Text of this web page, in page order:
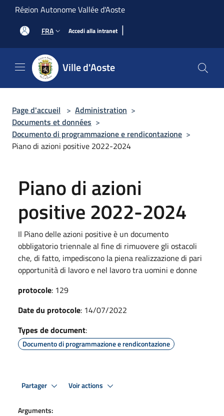
Salta al contenuto principale
Région Autonome Vallée d'Aoste
FRA Accedi alla intranet |
Ville d'Aoste
Page d'accueil > Administration >
Documents et données >
Documento di programmazione e rendicontazione >
Piano di azioni positive 2022-2024
Piano di azioni
positive 2022-2024
Il Piano delle azioni positive è un documento
obbligatorio triennale al fine di rimuovere gli ostacoli
che, di fatto, impediscono la piena realizzazione di pari
opportunità di lavoro e nel lavoro tra uomini e donne
protocole: 129
Date du protocole: 14/07/2022
Types de document:
Documento di programmazione e rendicontazione
Partager Voir actions
Arguments: